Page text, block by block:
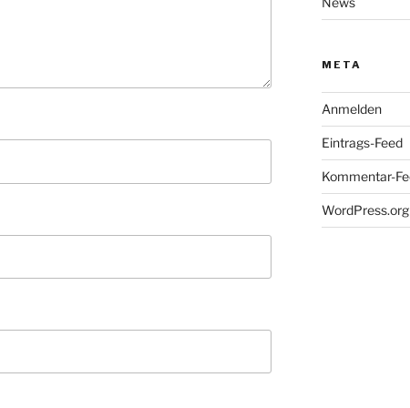
META
Anmelden
Eintrags-Feed
Kommentar-
WordPress.org